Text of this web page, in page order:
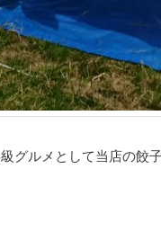
グルメとして当店の餃